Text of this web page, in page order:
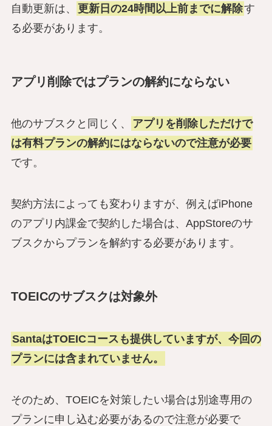
自動更新は、 更新日の24時間以上前までに解除す
る必要があります。
アプリ削除ではプランの解約にならない
他のサブスクと同じく、
アプリを削除しただけで
は有料プランの解約にはならないので注意が必要
です。
契約方法によっても変わりますが、例えばiPhone
のアプリ内課金で契約した場合は、AppStoreのサ
ブスクからプランを解約する必要があります。
TOEICのサブスクは対象外
SantaはTOEICコースも提供していますが、今回の
プランには含まれていません。
そのため、TOEICを対策したい場合は別途専用の
プランに申し込む必要があるので注意が必要で